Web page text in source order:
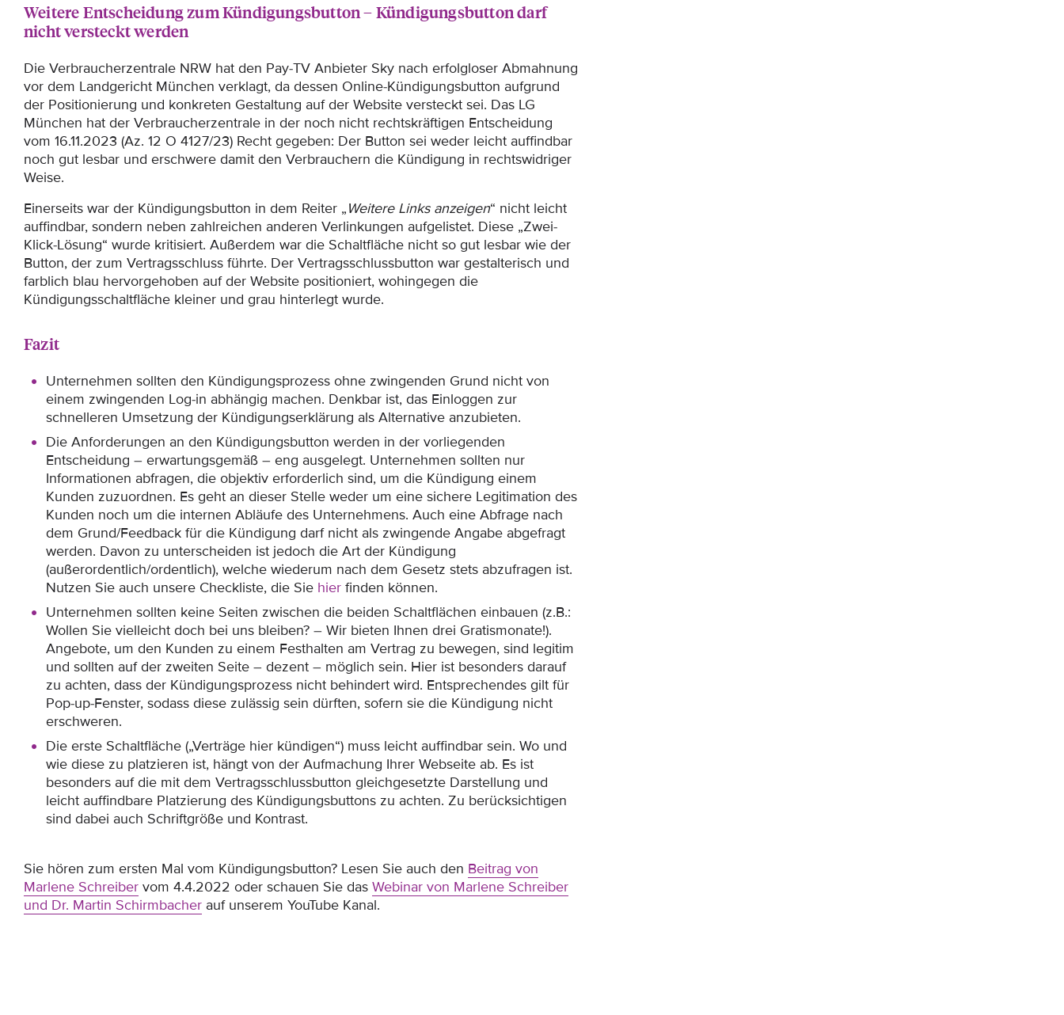
Weitere Entscheidung zum Kündigungsbutton – Kündigungsbutton darf
nicht versteckt werden
Die Verbraucherzentrale NRW hat den Pay-TV Anbieter Sky nach erfolgloser Abmahnung
vor dem Landgericht München verklagt, da dessen Online-Kündigungsbutton aufgrund
der Positionierung und konkreten Gestaltung auf der Website versteckt sei. Das LG
München hat der Verbraucherzentrale in der noch nicht rechtskräftigen Entscheidung
vom 16.11.2023 (Az. 12 O 4127/23) Recht gegeben: Der Button sei weder leicht auffindbar
noch gut lesbar und erschwere damit den Verbrauchern die Kündigung in rechtswidriger
Weise.
Einerseits war der Kündigungsbutton in dem Reiter „Weitere Links anzeigen“ nicht leicht
auffindbar, sondern neben zahlreichen anderen Verlinkungen aufgelistet. Diese „Zwei-
Klick-Lösung“ wurde kritisiert. Außerdem war die Schaltfläche nicht so gut lesbar wie der
Button, der zum Vertragsschluss führte. Der Vertragsschlussbutton war gestalterisch und
farblich blau hervorgehoben auf der Website positioniert, wohingegen die
Kündigungsschaltfläche kleiner und grau hinterlegt wurde.
Fazit
Unternehmen sollten den Kündigungsprozess ohne zwingenden Grund nicht von
einem zwingenden Log-in abhängig machen. Denkbar ist, das Einloggen zur
schnelleren Umsetzung der Kündigungserklärung als Alternative anzubieten.
Die Anforderungen an den Kündigungsbutton werden in der vorliegenden
Entscheidung – erwartungsgemäß – eng ausgelegt. Unternehmen sollten nur
Informationen abfragen, die objektiv erforderlich sind, um die Kündigung einem
Kunden zuzuordnen. Es geht an dieser Stelle weder um eine sichere Legitimation des
Kunden noch um die internen Abläufe des Unternehmens. Auch eine Abfrage nach
dem Grund/Feedback für die Kündigung darf nicht als zwingende Angabe abgefragt
werden. Davon zu unterscheiden ist jedoch die Art der Kündigung
(außerordentlich/ordentlich), welche wiederum nach dem Gesetz stets abzufragen ist.
Nutzen Sie auch unsere Checkliste, die Sie hier finden können.
Unternehmen sollten keine Seiten zwischen die beiden Schaltflächen einbauen (z.B.:
Wollen Sie vielleicht doch bei uns bleiben? – Wir bieten Ihnen drei Gratismonate!).
Angebote, um den Kunden zu einem Festhalten am Vertrag zu bewegen, sind legitim
und sollten auf der zweiten Seite – dezent – möglich sein. Hier ist besonders darauf
zu achten, dass der Kündigungsprozess nicht behindert wird. Entsprechendes gilt für
Pop-up-Fenster, sodass diese zulässig sein dürften, sofern sie die Kündigung nicht
erschweren.
Die erste Schaltfläche („Verträge hier kündigen“) muss leicht auffindbar sein. Wo und
wie diese zu platzieren ist, hängt von der Aufmachung Ihrer Webseite ab. Es ist
besonders auf die mit dem Vertragsschlussbutton gleichgesetzte Darstellung und
leicht auffindbare Platzierung des Kündigungsbuttons zu achten. Zu berücksichtigen
sind dabei auch Schriftgröße und Kontrast.
Sie hören zum ersten Mal vom Kündigungsbutton? Lesen Sie auch den Beitrag von
Marlene Schreiber vom 4.4.2022 oder schauen Sie das Webinar von Marlene Schreiber
und Dr. Martin Schirmbacher auf unserem YouTube Kanal.